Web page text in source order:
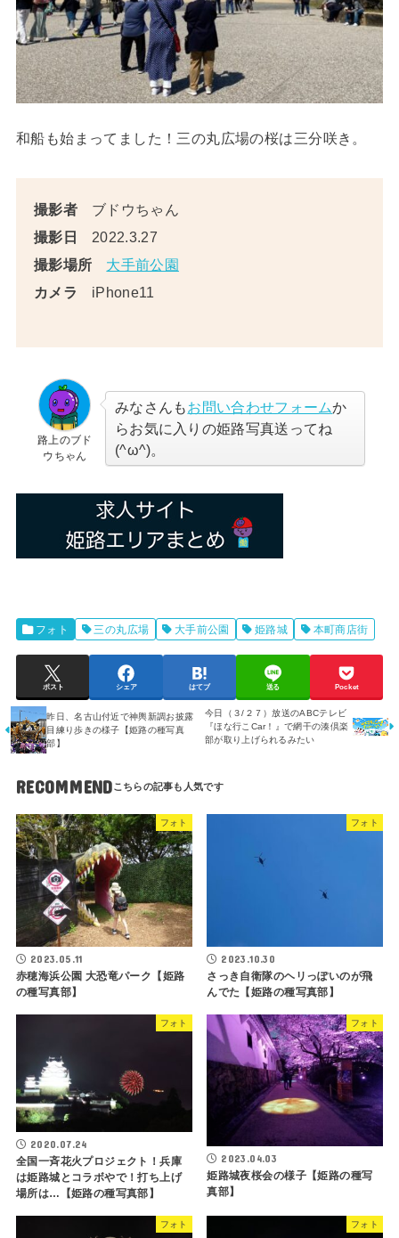
和船も始まってました！三の丸広場の桜は三分咲き。
撮影者ブドウちゃん
撮影日
2022.3.27
撮影場所
大手前公園
カメラ
iPhone11
路上のブド
ウちゃん
みなさんもお問い合わせフォームか
らお気に入りの姫路写真送ってね
(^ω^)。
フォト 三の丸広場 大手前公園 姫路城 本町商店街
ポスト シェア はてブ 送る Pocket
昨日、名古山付近で神輿新調お披露
目練り歩きの様子【姫路の種写真
部】
今日（３/２７）放送のABCテレビ
『ほな行こCar！』で網干の湊倶楽
部が取り上げられるみたい
RECOMMEND
フォト
2023.05.11
赤穂海浜公園 大恐竜パーク【姫路
の種写真部】
フォト
2023.10.30
さっき自衛隊のヘリっぽいのが飛
んでた【姫路の種写真部】
フォト
2020.07.24
全国一斉花火プロジェクト！兵庫
は姫路城とコラボやで！打ち上げ
場所は…【姫路の種写真部】
フォト
2023.04.03
姫路城夜桜会の様子【姫路の種写
真部】
フォト フォト